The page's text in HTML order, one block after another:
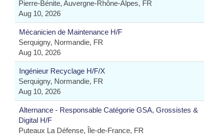
Pierre-Bénite, Auvergne-Rhône-Alpes, FR
Aug 10, 2026
Mécanicien de Maintenance H/F
Serquigny, Normandie, FR
Aug 10, 2026
Ingénieur Recyclage H/F/X
Serquigny, Normandie, FR
Aug 10, 2026
Alternance - Responsable Catégorie GSA, Grossistes &
Digital H/F
Puteaux La Défense, Île-de-France, FR